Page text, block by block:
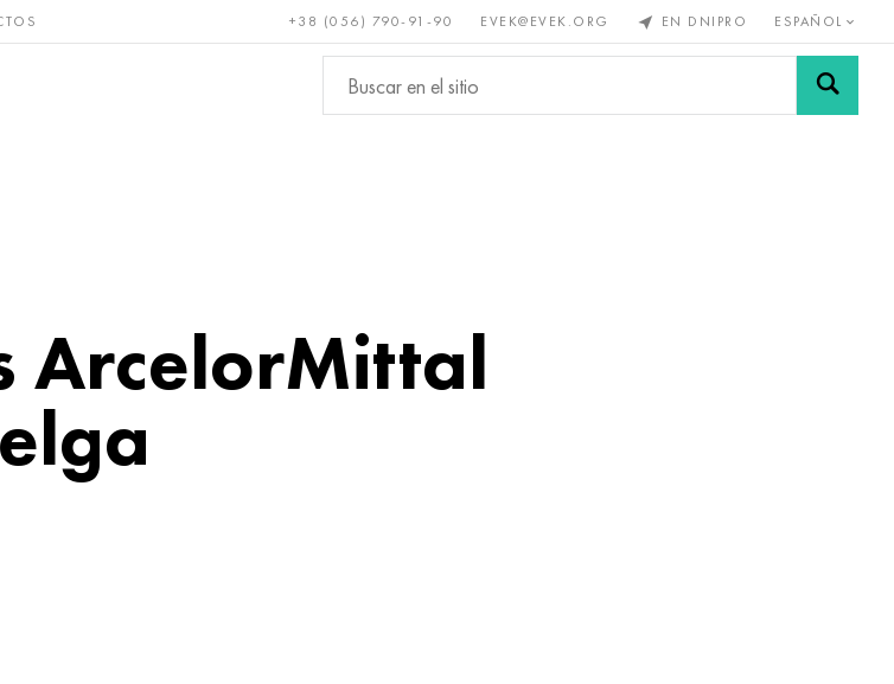
+38 (056) 790-91-90 EVEK@EVEK.ORG EN DNIPRO ESPAÑOL
Bronce, cobre, Metales no
ferrosos
Aleación de Mallas y
ArcelorMittal